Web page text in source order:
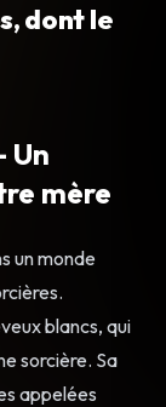
dont le
Un
mère
un monde
blancs, qui
sorcière. Sa
appelées